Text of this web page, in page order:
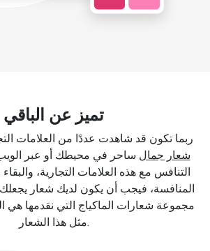
تميز عن الباقي
ربما تكون قد شاهدت عددًا من العلامات
شعار جمال ساحر في محيطك أو عبر
التنافس مع هذه العلامات التجارية،
المنافسة، فيجب أن يكون لديك شعار
مجموعة شعارات الماكياج التي نقدمها هي
مثل هذا الشعار.